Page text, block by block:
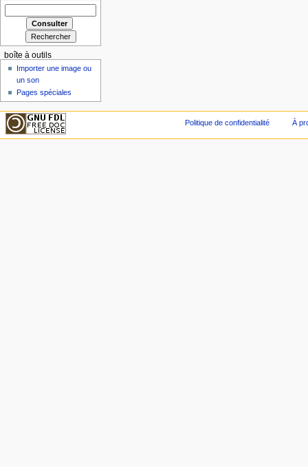
boîte à outils
Importer une image ou
un son
Pages spéciales
Politique de confidentialité À